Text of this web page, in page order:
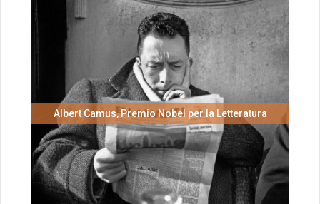
Albert Camus, Premio Nobel per la Letteratura